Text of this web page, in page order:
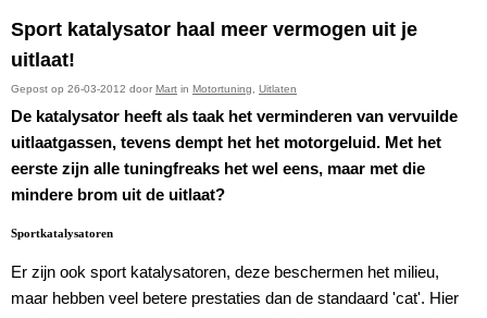
Sport katalysator haal meer vermogen uit je
uitlaat!
Gepost op 26-03-2012 door Mart in Motortuning Uitlaten
De katalysator heeft als taak het verminderen van vervuilde
uitlaatgassen, tevens dempt het het motorgeluid. Met het
eerste zijn alle tuningfreaks het wel eens, maar met die
mindere brom uit de uitlaat?
Sportkatalysatoren
Er zijn ook sport katalysatoren, deze beschermen het milieu,
maar hebben veel betere prestaties dan de standaard 'cat'. Hier